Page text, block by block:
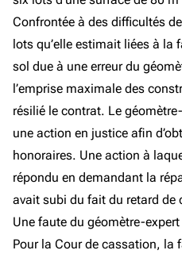
Confrontée à des difficultés
lots qu’elle estimait liées à la
sol due à une erreur du
l’emprise maximale des
résilié le contrat. Le
une action en justice afin
honoraires. Une action à
répondu en demandant la
avait subi du fait du retard
Une faute du géomètre-expert
Pour la Cour de cassation, la